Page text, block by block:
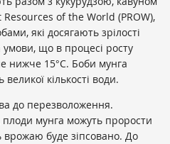
of the World (PROW),
які досягають зрілості
умови, що в процесі росту
нижче 15°C. Боби мунга
великої кількості води.
до перезволоження.
плоди мунга можуть прорости
врожаю буде зіпсовано. До